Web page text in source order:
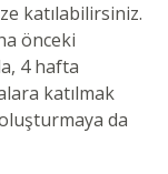
katılabilirsiniz.
önceki
4 hafta
katılmak
da